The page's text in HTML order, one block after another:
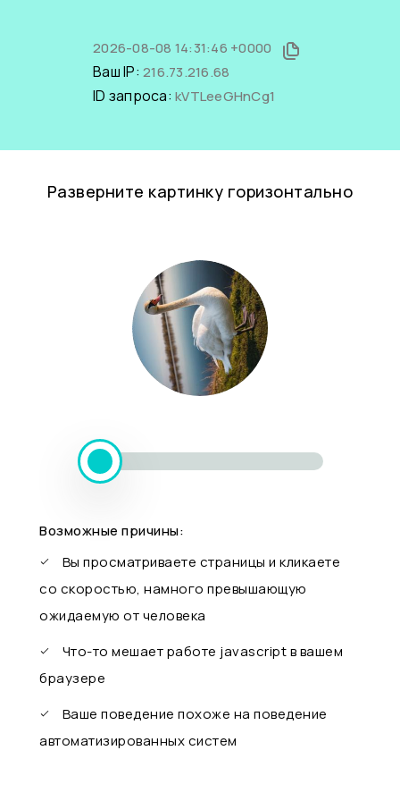
2026-08-08 14:31:46 +0000
Ваш IP: 216.73.216.68
ID запроса: kVTLeeGHnCg1
Разверните картинку горизонтально
Возможные причины:
Вы просматриваете страницы и кликаете
со скоростью, намного превышающую
ожидаемую от человека
Что-то мешает работе javascript в вашем
браузере
Ваше поведение похоже на поведение
автоматизированных систем